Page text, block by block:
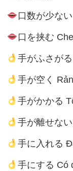
口数が少な
口を挟む
手がふさが
手が空く
手がかかる
手が離せな
手に入れる
手にする Có